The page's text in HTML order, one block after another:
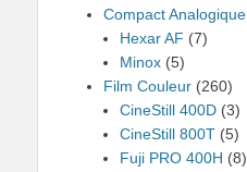
Compact Analogique
Hexar AF (7)
Minox (5)
Film Couleur (260)
CineStill 400D (3)
CineStill 800T (5)
Fuji PRO 400H (8)